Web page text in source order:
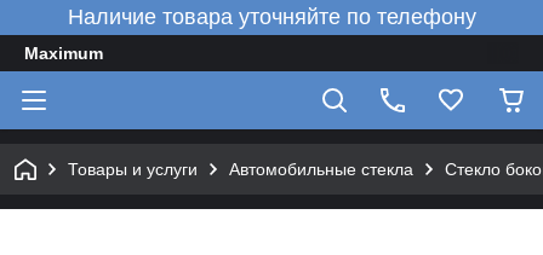
Наличие товара уточняйте по телефону
Maximum
Товары и услуги Автомобильные стекла Стекло